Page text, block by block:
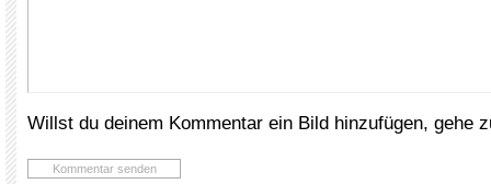
Willst du deinem Kommentar ein Bild hinzufügen, gehe